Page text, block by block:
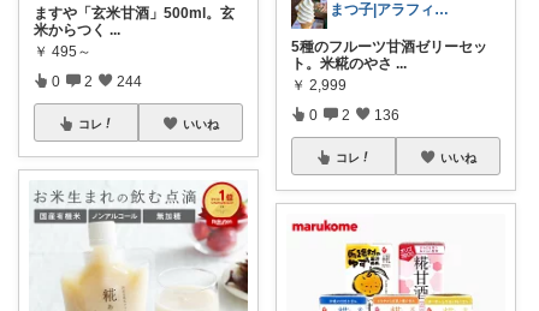
ますや「玄米甘酒」500ml。玄
米からつく ...
￥ 495～
0 2 244
コレ いいね
まつ子|アラフィフ主婦のときめくモノ
5種のフルーツ甘酒ゼリーセッ
ト。米糀のやさ ...
￥ 2,999
0 2 136
コレ いいね